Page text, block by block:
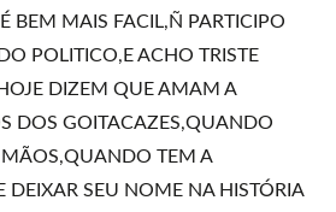
BEM MAIS FACIL,Ñ PARTICIPO
POLITICO,E ACHO TRISTE
DIZEM QUE AMAM A
DOS GOITACAZES,QUANDO
TEM A
DEIXAR SEU NOME NA HISTÓRIA